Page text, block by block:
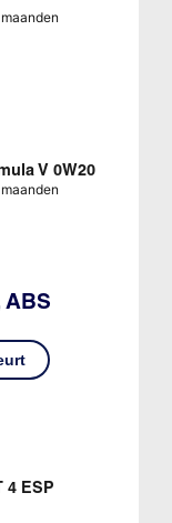
V 0W20
4 ESP